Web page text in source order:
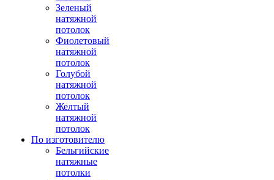
Зеленый
натяжной
потолок
Фиолетовый
натяжной
потолок
Голубой
натяжной
потолок
Желтый
натяжной
потолок
По изготовителю
Бельгийские
натяжные
потолки